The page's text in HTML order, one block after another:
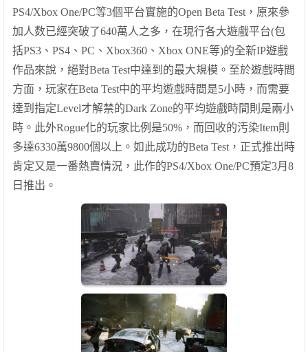
PS4/Xbox One/PC等3個平台實施的Open Beta Test ，原來參
加人数已經突破了640萬人之多，在現行各大遊戲平台(包
括PS3 、 PS4 、 PC 、 Xbox360 、 Xbox ONE等)的全新IP遊戲
作品來說，絕對Beta Test中達到的最大規模。 至於遊戲時間
方面，玩家在Beta Test中的平均遊戲時間是5小時，而需要
達到 指定Level才解禁的Dark Zone的平均遊戲時間則是兩小
時 。 此外Rogue化的玩家比例是50% ，而 回 收的汚染Item則
多達6330萬9800個以上 。 如此成功的Beta Test ，正式推出時
肯定又是一番熱賣情況，此作的PS4/Xbox One/PC預定3月 8
日 推出 。